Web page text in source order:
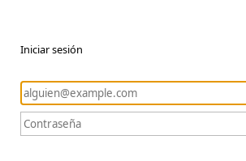
Iniciar sesión